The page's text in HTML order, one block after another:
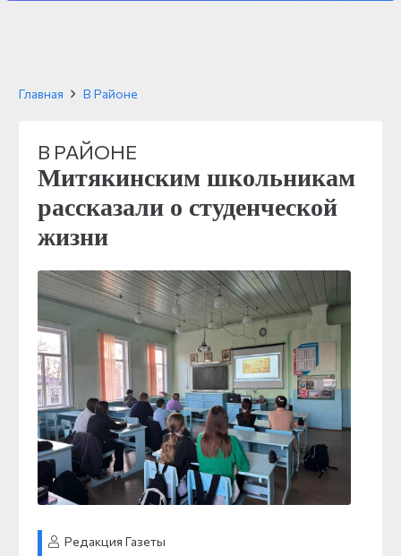
Главная В Районе
В РАЙОНЕ
Митякинским школьникам
рассказали о студенческой
жизни
Редакция Газеты